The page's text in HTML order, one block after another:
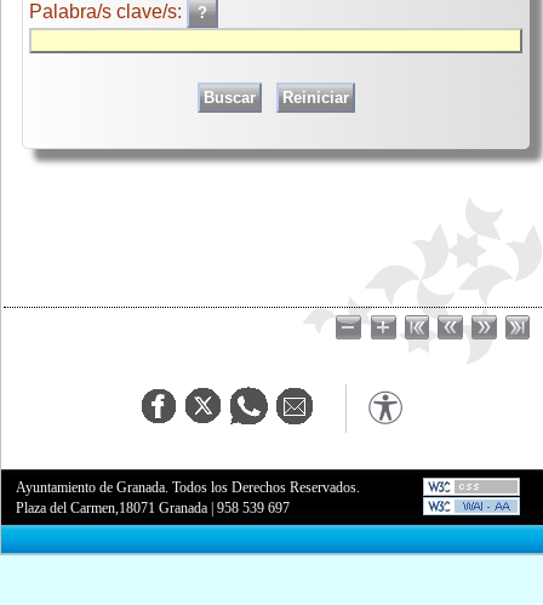
Palabra/s clave/s:
Ayuntamiento de Granada. Todos los Derechos Reservados.
Plaza del Carmen,18071 Granada |958 539 697